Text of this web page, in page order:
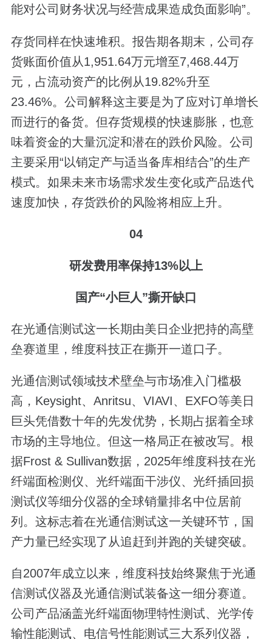
能对公司财务状况与经营成果造成负面影响”。
存货同样在快速堆积。报告期各期末，公司存
货账面价值从1,951.64万元增至7,468.44万
元，占流动资产的比例从19.82%升至
23.46%。公司解释这主要是为了应对订单增长
而进行的备货。但存货规模的快速膨胀，也意
味着资金的大量沉淀和潜在的跌价风险。公司
主要采用“以销定产与适当备库相结合”的生产
模式。如果未来市场需求发生变化或产品迭代
速度加快，存货跌价的风险将相应上升。
04
研发费用率保持13%以上
国产“小巨人”撕开缺口
在光通信测试这一长期由美日企业把持的高壁
垒赛道里，维度科技正在撕开一道口子。
光通信测试领域技术壁垒与市场准入门槛极
高，Keysight、Anritsu、VIAVI、EXFO等美日
巨头凭借数十年的先发优势，长期占据着全球
市场的主导地位。但这一格局正在被改写。根
据Frost & Sullivan数据，2025年维度科技在光
纤端面检测仪、光纤端面干涉仪、光纤插回损
测试仪等细分仪器的全球销量排名中位居前
列。这标志着在光通信测试这一关键环节，国
产力量已经实现了从追赶到并跑的关键突破。
自2007年成立以来，维度科技始终聚焦于光通
信测试仪器及光通信测试装备这一细分赛道。
公司产品涵盖光纤端面物理特性测试、光学传
输性能测试、电信号性能测试三大系列仪器，